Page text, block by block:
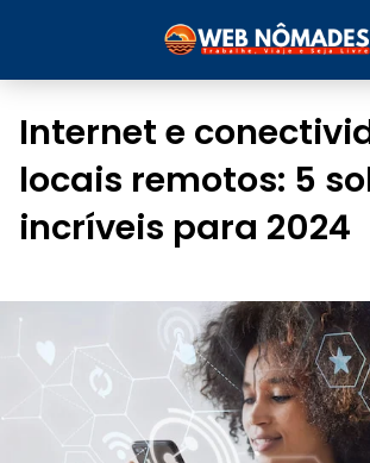
Internet e
locais remotos: 5
incríveis para 2024